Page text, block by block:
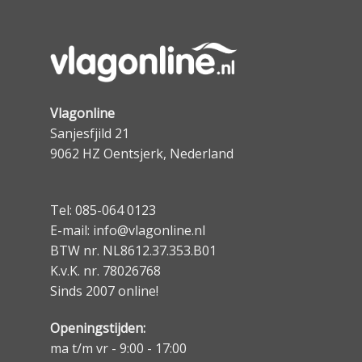
Vlagonline
Sanjesfjild 21
9062 HZ Oentsjerk, Nederland
Tel: 085-064 0123
E-mail: info@vlagonline.nl
BTW nr. NL8612.37.353.B01
K.v.K. nr. 78026768
Sinds 2007 online!
Openingstijden:
ma t/m vr - 9:00 - 17:00